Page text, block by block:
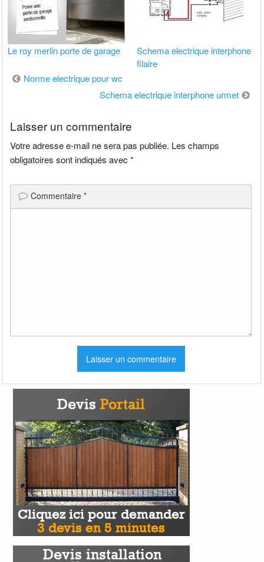
Le roy merlin porte de garage
Schema electrique interphone
filaire
Navigation
Norme electrique pour wc
Schema electrique interphone urmet
Laisser un commentaire
Votre adresse e-mail ne sera pas publiée. Les champs
obligatoires sont indiqués avec*
Commentaire*